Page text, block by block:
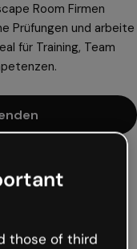
Room Firmen
Prüfungen und arbeite
für Training, Team
those of third